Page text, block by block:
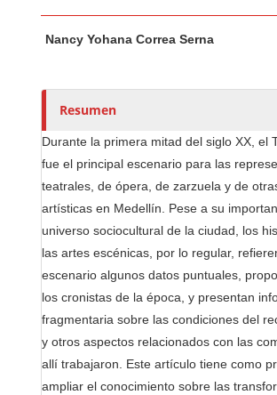
u
o
e
s
/
a
s
Nancy Yohana Correa Serna
Resumen
Durante la primera mitad del siglo XX, el
fue el principal escenario para las
teatrales, de ópera, de zarzuela y de
artísticas en Medellín. Pese a su
universo sociocultural de la ciudad, los
las artes escénicas, por lo regular,
escenario algunos datos puntuales,
los cronistas de la época, y presentan
fragmentaria sobre las condiciones del
y otros aspectos relacionados con las
allí trabajaron. Este artículo tiene como
ampliar el conocimiento sobre las